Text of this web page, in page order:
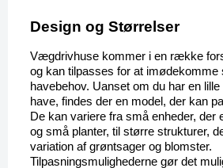
Design og Størrelser
Vægdrivhuse kommer i en række
og kan tilpasses for at imødekomme
havebehov. Uanset om du har en
have, findes der en model, der kan
De kan variere fra små enheder, der
og små planter, til større strukturer,
variation af grøntsager og blomster.
Tilpasningsmulighederne gør det